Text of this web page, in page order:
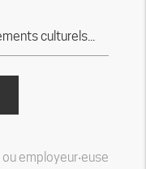
employeur‧euse